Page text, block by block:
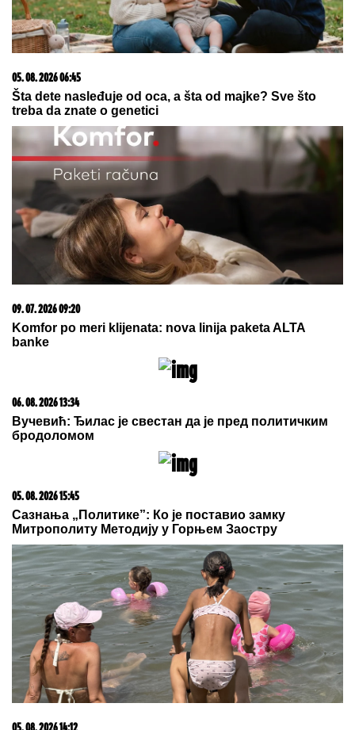
PODIGNUTA OPTUŽNICA PROTIV MAJKE (50) I
SINA (20)Planirali ubistvo Luke Bojovića?! Nađen
arsenal oružja, otkriven i PAKLENI PLAN koji su
Ostvarenje "nemačkog sna"
pretvorilo se u noćnu moru:
Balkanac želi da pobegne kući
HRSKAVI SLANI ŠTAPIĆI: Ukus kao
iz najbolje poslastičarnice
07. 08. 2026 03:18
On je propalitet i alkoholičar: Gledalac dao Aneli vetar u
leđa da izbriše Filipa iz života nakon sazanja da se
20. 07. 2026 08:04
REGISTRUJ SE UZ PROMO KOD CASINO Preuzmi